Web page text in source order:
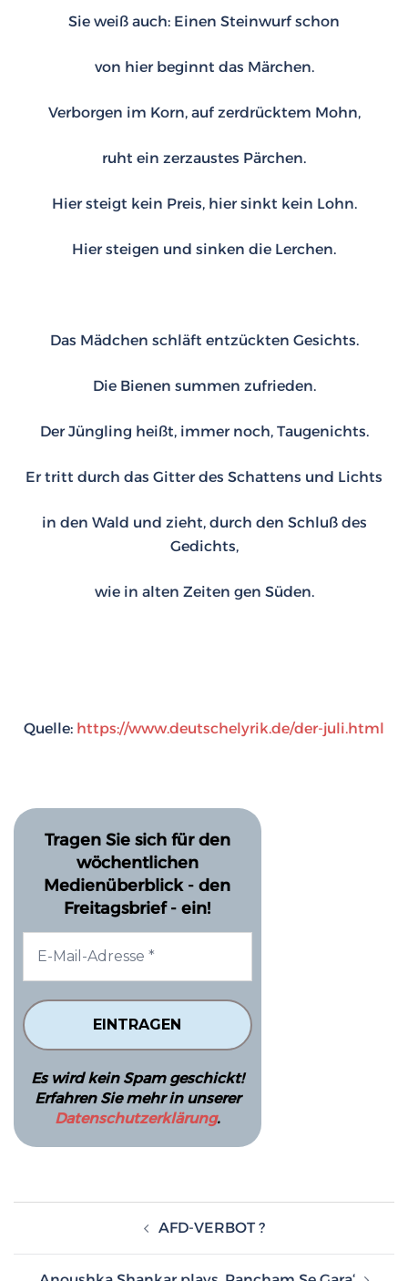
Sie weiß auch: Einen Steinwurf schon
von hier beginnt das Märchen.
Verborgen im Korn, auf zerdrücktem Mohn,
ruht ein zerzaustes Pärchen.
Hier steigt kein Preis, hier sinkt kein Lohn.
Hier steigen und sinken die Lerchen.
Das Mädchen schläft entzückten Gesichts.
Die Bienen summen zufrieden.
Der Jüngling heißt, immer noch, Taugenichts.
Er tritt durch das Gitter des Schattens und Lichts
in den Wald und zieht, durch den Schluß des
Gedichts,
wie in alten Zeiten gen Süden.
Quelle: https://www.deutschelyrik.de/der-juli.html
Tragen Sie sich für den
wöchentlichen
Medienüberblick - den
Freitagsbrief - ein!
Es wird kein Spam geschickt!
Erfahren Sie mehr in unserer
Datenschutzerklärung.
AFD-VERBOT ?